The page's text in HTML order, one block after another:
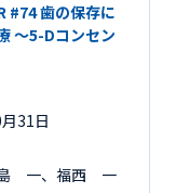
#74 歯の保存に
～5-Dコンセン
31日
一、福西 一